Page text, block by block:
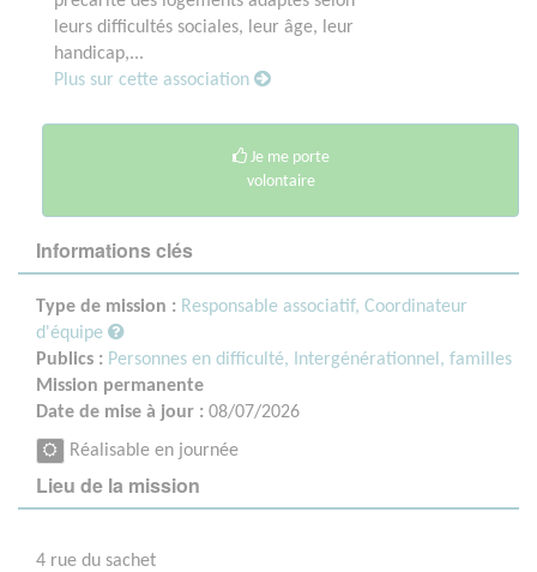
leurs difficultés sociales, leur âge, leur
handicap,...
Plus sur cette association
Je me porte
volontaire
Informations clés
Type de mission : Responsable associatif, Coordinateur
d'équipe
Publics : Personnes en difficulté,
Intergénérationnel, familles
Mission permanente
Date de mise à jour : 08/07/2026
Réalisable en journée
Lieu de la mission
4 rue du sachet